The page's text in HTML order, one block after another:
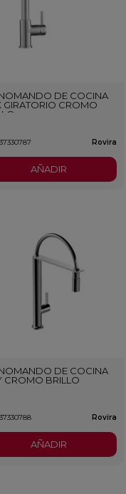
DE COCINA
GIRATORIO CROMO
37330787 Rovira
AÑADIR
DE COCINA
CROMO BRILLO
37330788 Rovira
AÑADIR